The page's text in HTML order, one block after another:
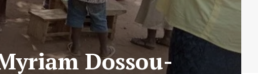
Dossou-